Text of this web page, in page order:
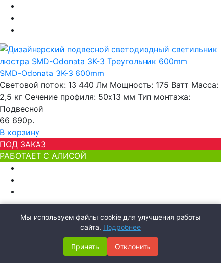
SMD-Odonata 3K-3 600mm
Световой поток: 13 440 Лм Мощность: 175 Ватт Масса:
2,5 кг Сечение профиля: 50х13 мм Тип монтажа:
Подвесной
66 690р.
В корзину
ПОД ЗАКАЗ
РАБОТАЕТ С АЛИСОЙ
SMD-Odonata 3K-3 700mm
15 360 Лм Мощность:
Сечение профиля: 50х13 мм Тип монтажа:
Мы используем файлы cookie для улучшения работы
сайта. Подробнее
Принять Отклонить